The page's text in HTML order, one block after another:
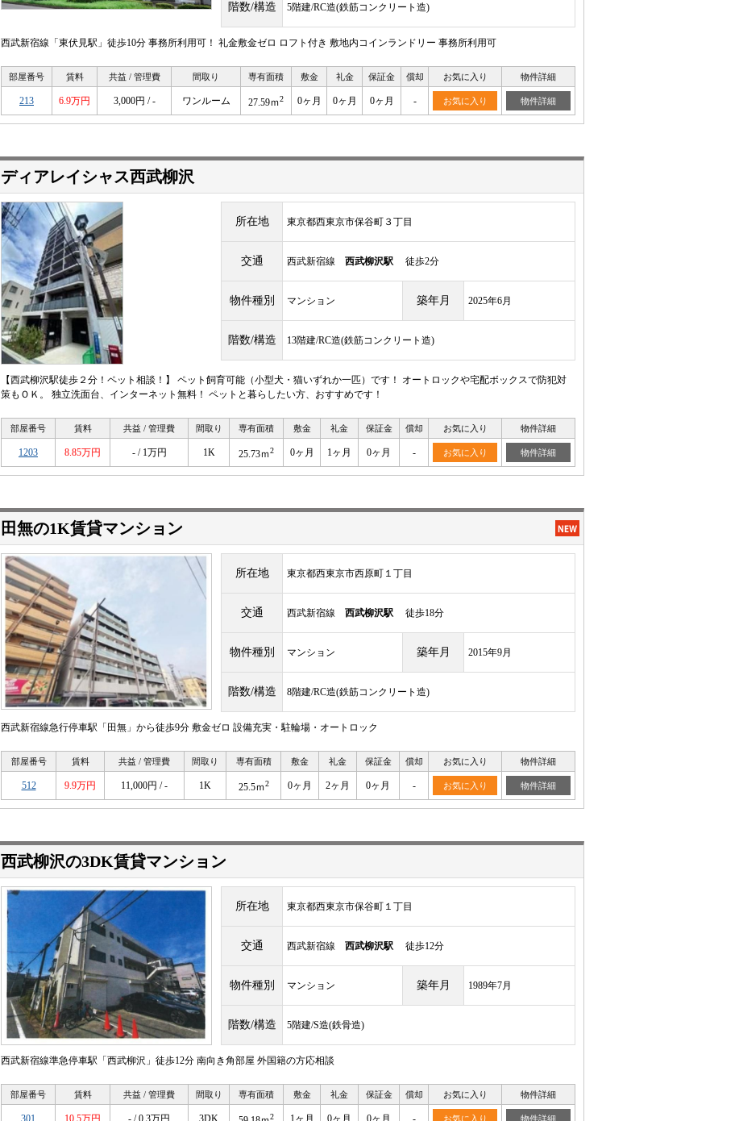
階数/構造 5階建/RC造(鉄筋コンクリート造)
西武新宿線「東伏見駅」徒歩10分 事務所利用可！ 礼金敷金ゼロ ロフト付き 敷地内コインランドリー 事務所利用可
部屋番号 賃料 共益 / 管理費 間取り 専有面積 敷金 礼金 保証金 償却 お気に入り 物件詳細
213 6.9万円 3,000円 / - ワンルーム 27.59ｍ2 0ヶ月 0ヶ月 0ヶ月 - お気に入り 物件詳細
ディアレイシャス西武柳沢
所在地 東京都西東京市保谷町３丁目
交通 西武新宿線 西武柳沢駅 徒歩2分
物件種別 マンション 築年月 2025年6月
階数/構造 13階建/RC造(鉄筋コンクリート造)
【西武柳沢駅徒歩２分！ペット相談！】 ペット飼育可能（小型犬・猫いずれか一匹）です！ オートロックや宅配ボックスで防犯対
策もＯＫ。 独立洗面台、インターネット無料！ ペットと暮らしたい方、おすすめです！
部屋番号 賃料 共益 / 管理費 間取り 専有面積 敷金 礼金 保証金 償却 お気に入り 物件詳細
1203 8.85万円 - / 1万円 1K 25.73ｍ2 0ヶ月 1ヶ月 0ヶ月 - お気に入り 物件詳細
田無の1K賃貸マンション
所在地 東京都西東京市西原町１丁目
交通 西武新宿線 西武柳沢駅 徒歩18分
物件種別 マンション 築年月 2015年9月
階数/構造 8階建/RC造(鉄筋コンクリート造)
西武新宿線急行停車駅「田無」から徒歩9分 敷金ゼロ 設備充実・駐輪場・オートロック
部屋番号 賃料 共益 / 管理費 間取り 専有面積 敷金 礼金 保証金 償却 お気に入り 物件詳細
512 9.9万円 11,000円 / - 1K 25.5ｍ2 0ヶ月 2ヶ月 0ヶ月 - お気に入り 物件詳細
西武柳沢の3DK賃貸マンション
所在地 東京都西東京市保谷町１丁目
交通 西武新宿線 西武柳沢駅 徒歩12分
物件種別 マンション 築年月 1989年7月
階数/構造 5階建/S造(鉄骨造)
西武新宿線準急停車駅「西武柳沢」徒歩12分 南向き角部屋 外国籍の方応相談
部屋番号 賃料 共益 / 管理費 間取り 専有面積 敷金 礼金 保証金 償却 お気に入り 物件詳細
2 お気に入り 物件詳細